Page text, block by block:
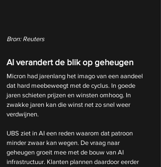
Bron: Reuters
AI verandert de blik op geheugen
Micron had jarenlang het imago van een aandeel
dat hard meebeweegt met de cyclus. In goede
jaren schieten prijzen en winsten omhoog. In
zwakke jaren kan die winst net zo snel weer
verdwijnen.
UBS ziet in AI een reden waarom dat patroon
minder zwaar kan wegen. De vraag naar
geheugen groeit mee met de bouw van AI
infrastructuur. Klanten plannen daardoor eerder